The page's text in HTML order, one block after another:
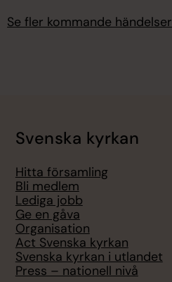
Se fler kommande händelser
Svenska kyrkan
Hitta församling
Bli medlem
Lediga jobb
Ge en gåva
Organisation
Act Svenska kyrkan
Svenska kyrkan i utlandet
Press – nationell nivå